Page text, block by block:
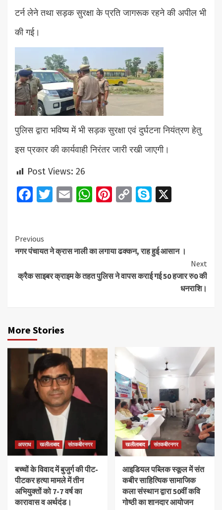
टर्न लेने तथा सड़क सुरक्षा के प्रति जागरूक रहने की अपील भी
की गई।
पुलिस द्वारा भविष्य में भी सड़क सुरक्षा एवं दुर्घटना नियंत्रण हेतु
इस प्रकार की कार्यवाही निरंतर जारी रखी जाएगी।
Post Views: 26
Facebook
Twitter
EmailWhatsApp
Pinterest
CopySkype
Continue
Reading
Previous
नगर पंचायत ने क्रास नाली का लगाया ढक्कन, राह हुई आसान ।
Next
क्रैक साइबर क्राइम के तहत पुलिस ने वापस कराई गई 50 हजार रु0 की
धनराशि।
More Stories
अपराध खलीलाबाद संतकबीरनगर
बच्चों के विवाद में बुजुर्ग की पीट-
पीटकर हत्या मामले में तीन
अभियुक्तों को 7-7 वर्ष का
कारावास व अर्थदंड।
खलीलाबाद संतकबीरनगर
आइडियल पब्लिक स्कूल में संत
कबीर साहित्यिक सामाजिक
कला संस्थान द्वारा 50वीं कवि
गोष्ठी का शानदार आयोजन